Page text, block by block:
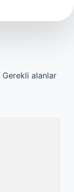
Gerekli alanlar